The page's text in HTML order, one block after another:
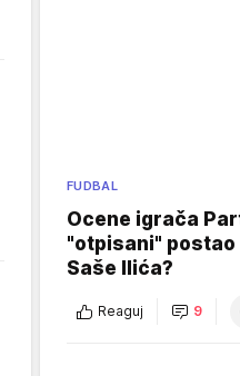
FUDBAL
Ocene igrača
"otpisani"
Saše Ilića?
Reaguj 9